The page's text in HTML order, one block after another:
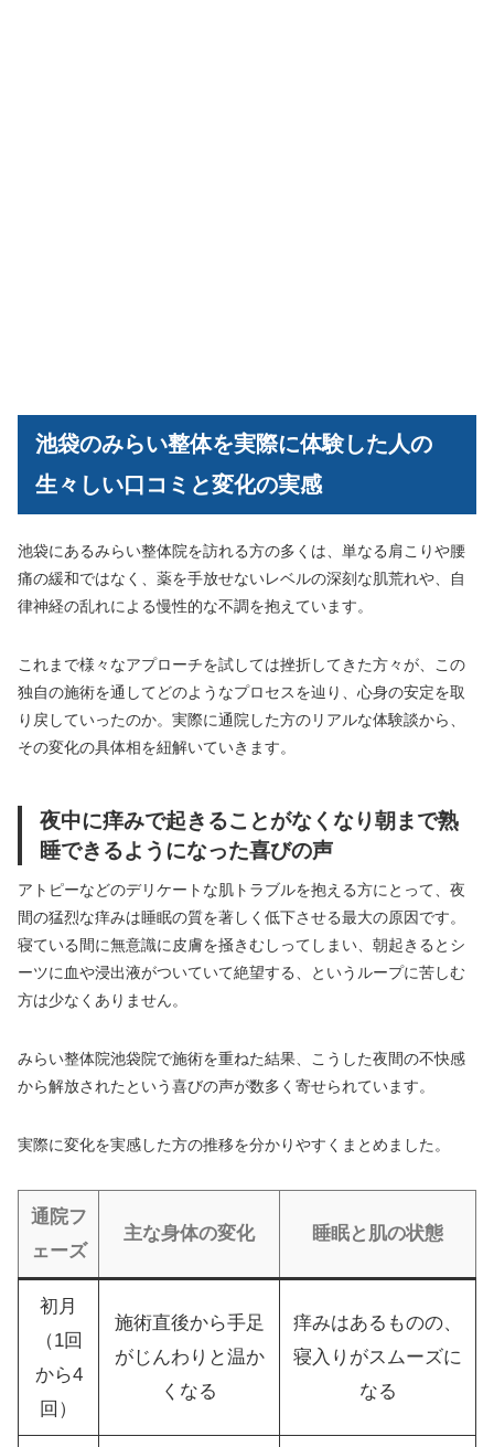
池袋のみらい整体を実際に体験した人の
生々しい口コミと変化の実感
池袋にあるみらい整体院を訪れる方の多くは、単なる肩こりや腰
痛の緩和ではなく、薬を手放せないレベルの深刻な肌荒れや、自
律神経の乱れによる慢性的な不調を抱えています。
これまで様々なアプローチを試しては挫折してきた方々が、この
独自の施術を通してどのようなプロセスを辿り、心身の安定を取
り戻していったのか。実際に通院した方のリアルな体験談から、
その変化の具体相を紐解いていきます。
夜中に痒みで起きることがなくなり朝まで熟
睡できるようになった喜びの声
アトピーなどのデリケートな肌トラブルを抱える方にとって、夜
間の猛烈な痒みは睡眠の質を著しく低下させる最大の原因です。
寝ている間に無意識に皮膚を掻きむしってしまい、朝起きるとシ
ーツに血や浸出液がついていて絶望する、というループに苦しむ
方は少なくありません。
みらい整体院池袋院で施術を重ねた結果、こうした夜間の不快感
から解放されたという喜びの声が数多く寄せられています。
実際に変化を実感した方の推移を分かりやすくまとめました。
通院フ
ェーズ
主な身体の変化 睡眠と肌の状態
初月
（1回
から4
回）
施術直後から手足
がじんわりと温か
くなる
痒みはあるものの、
寝入りがスムーズに
なる